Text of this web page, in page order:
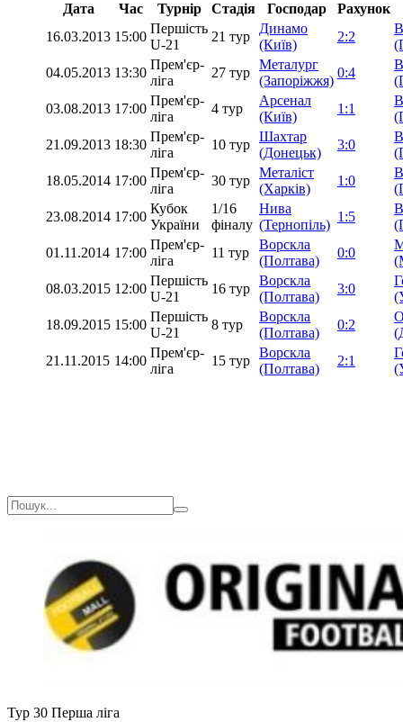
Дата Час Турнір Стадія Господар
Рахунок
16.03.2013 15:00
Першість
U-21
21 тур
Динамо
(Київ)
2:2
04.05.2013 13:30
Прем'єр-
ліга
27 тур
Металург
(Запоріжжя)
0:4
03.08.2013 17:00
Прем'єр-
ліга
4 тур
Арсенал
(Київ)
1:1
21.09.2013 18:30
Прем'єр-
ліга
10 тур
Шахтар
(Донецьк)
3:0
18.05.2014 17:00
Прем'єр-
ліга
30 тур
Металіст
(Харків)
1:0
23.08.2014 17:00
Кубок
України
1/16
фіналу
Нива
(Тернопіль)
1:5
01.11.2014 17:00
Прем'єр-
ліга
11 тур
Ворскла
(Полтава)
0:0
08.03.2015 12:00
Першість
U-21
16 тур
Ворскла
(Полтава)
3:0
18.09.2015 15:00
Першість
U-21
8 тур
Ворскла
(Полтава)
0:2
21.11.2015 14:00
Прем'єр-
ліга
15 тур
Ворскла
(Полтава)
2:1
Тур 30 Перша ліга